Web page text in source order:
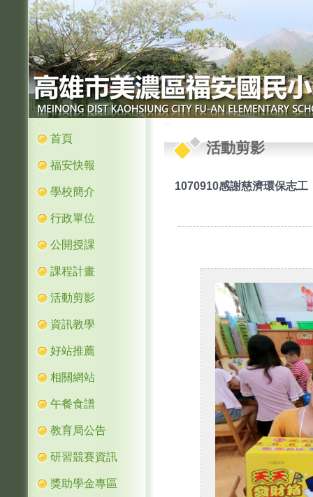
:::
首頁
福安快報
學校簡介
行政單位
公開授課
課程計畫
活動剪影
資訊教學
好站推薦
相關網站
午餐食譜
教育局公告
研習競賽資訊
獎助學金專區
:::
活動剪影
1070910感謝慈濟環保志工